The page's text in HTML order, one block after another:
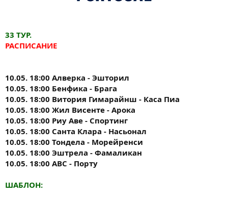
33 ТУР.
РАСПИСАНИЕ
10.05. 18:00 Алверка - Эшторил
10.05. 18:00 Бенфика - Брага
10.05. 18:00 Витория Гимарайнш - Каса Пиа
10.05. 18:00 Жил Висенте - Арока
10.05. 18:00 Риу Аве - Спортинг
10.05. 18:00 Санта Клара - Насьонал
10.05. 18:00 Тондела - Морейренси
10.05. 18:00 Эштрела - Фамаликан
10.05. 18:00 ABC - Порту
ШАБЛОН: